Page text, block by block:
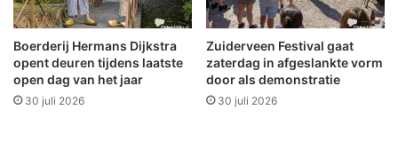
i
n
d
e
a
v
d
e
s
l
i
e
Boerderij Hermans Dijkstra
opent deuren tijdens laatste
open dag van het jaar
30 juli 2026
Zuiderveen Festival gaat
zaterdag in afgeslankte vorm
door als demonstratie
30 juli 2026